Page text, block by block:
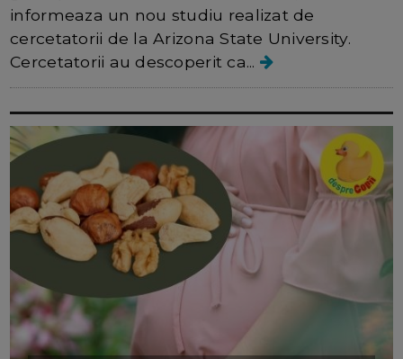
informeaza un nou studiu realizat de
cercetatorii de la Arizona State University.
Cercetatorii au descoperit ca...